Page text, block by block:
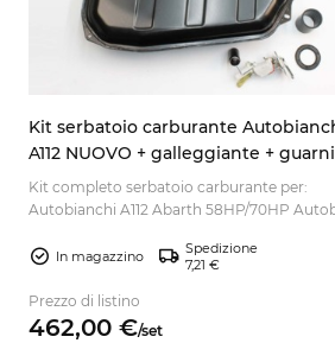
Kit serbatoio carburante
A112 NUOVO + galleggiante +
+ tubo
Kit completo serbatoio carburante per:
Autobianchi A112 Abarth 58HP/70HP
A112 Elegant Autobianchi A11...
In magazzino
Spedizione
7,21 €
Prezzo di listino
462,00 €/set